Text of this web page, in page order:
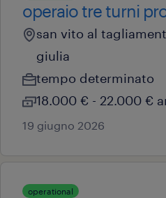
operaio tre turni
san vito al
giulia
tempo determinato
18.000 € - 22.000 €
19 giugno 2026
operational